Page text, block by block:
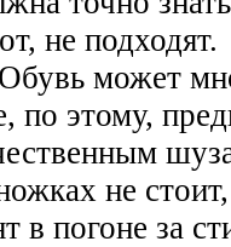
не подходят.
может
по этому,
не
в погоне за